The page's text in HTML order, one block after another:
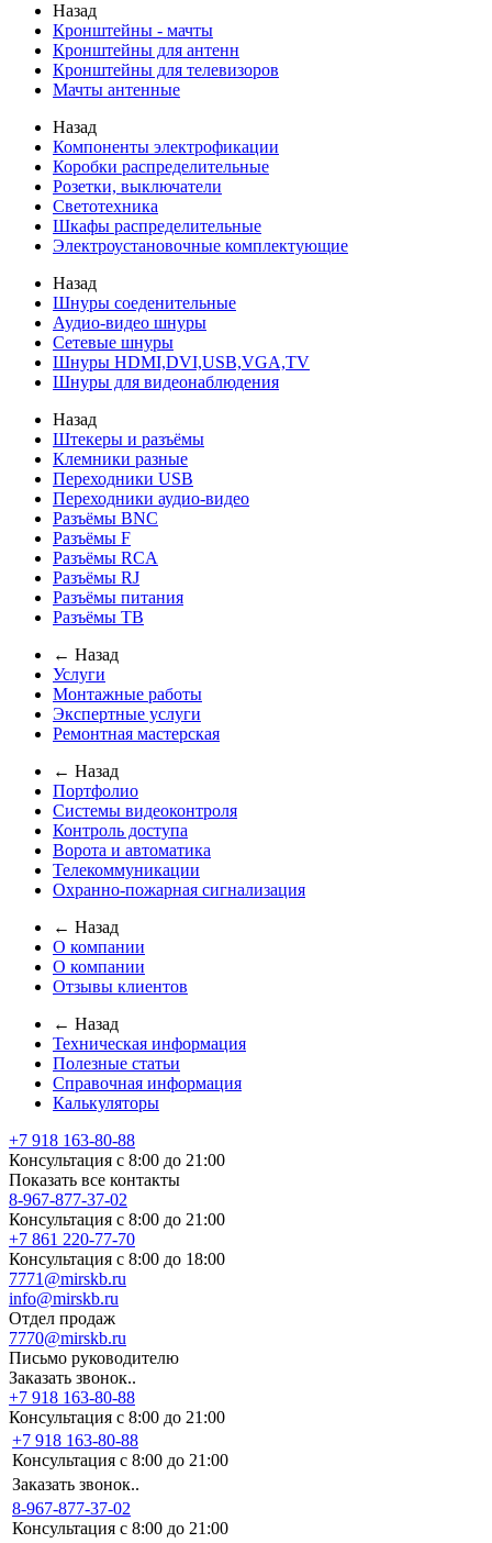
Назад
Кронштейны - мачты
Кронштейны для антенн
Кронштейны для телевизоров
Мачты антенные
Назад
Компоненты электрофикации
Коробки распределительные
Розетки, выключатели
Светотехника
Шкафы распределительные
Электроустановочные комплектующие
Назад
Шнуры соеденительные
Аудио-видео шнуры
Сетевые шнуры
Шнуры HDMI,DVI,USB,VGA,TV
Шнуры для видеонаблюдения
Назад
Штекеры и разъёмы
Клемники разные
Переходники USB
Переходники аудио-видео
Разъёмы BNC
Разъёмы F
Разъёмы RCA
Разъёмы RJ
Разъёмы питания
Разъёмы ТВ
← Назад
Услуги
Монтажные работы
Экспертные услуги
Ремонтная мастерская
← Назад
Портфолио
Системы видеоконтроля
Контроль доступа
Ворота и автоматика
Телекоммуникации
Охранно-пожарная сигнализация
← Назад
О компании
О компании
Отзывы клиентов
← Назад
Техническая информация
Полезные статьи
Справочная информация
Калькуляторы
+7 918 163-80-88
Консультация с 8:00 до 21:00
Показать все контакты
8-967-877-37-02
Консультация с 8:00 до 21:00
+7 861 220-77-70
Консультация с 8:00 до 18:00
7771@mirskb.ru
info@mirskb.ru
Отдел продаж
7770@mirskb.ru
Письмо руководителю
Заказать звонок..
+7 918 163-80-88
Консультация с 8:00 до 21:00
+7 918 163-80-88
Консультация с 8:00 до 21:00
Заказать звонок..
8-967-877-37-02
Консультация с 8:00 до 21:00